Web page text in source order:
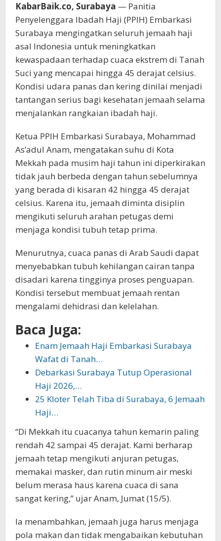
KabarBaik.co, Surabaya — Panitia
Penyelenggara Ibadah Haji (PPIH) Embarkasi
Surabaya mengingatkan seluruh jemaah haji
asal Indonesia untuk meningkatkan
kewaspadaan terhadap cuaca ekstrem di Tanah
Suci yang mencapai hingga 45 derajat celsius.
Kondisi udara panas dan kering dinilai menjadi
tantangan serius bagi kesehatan jemaah selama
menjalankan rangkaian ibadah haji.
Ketua PPIH Embarkasi Surabaya, Mohammad
As’adul Anam, mengatakan suhu di Kota
Mekkah pada musim haji tahun ini diperkirakan
tidak jauh berbeda dengan tahun sebelumnya
yang berada di kisaran 42 hingga 45 derajat
celsius. Karena itu, jemaah diminta disiplin
mengikuti seluruh arahan petugas demi
menjaga kondisi tubuh tetap prima.
Menurutnya, cuaca panas di Arab Saudi dapat
menyebabkan tubuh kehilangan cairan tanpa
disadari karena tingginya proses penguapan.
Kondisi tersebut membuat jemaah rentan
mengalami dehidrasi dan kelelahan.
Baca Juga:
Enam Jemaah Haji Embarkasi Surabaya
Wafat di Tanah…
Debarkasi Surabaya Tutup Operasional
Haji 2026,…
25 Kloter Telah Tiba di Surabaya, 6 Jemaah
Haji…
“Di Mekkah itu cuacanya tahun kemarin paling
rendah 42 sampai 45 derajat. Kami berharap
jemaah tetap mengikuti anjuran petugas,
memakai masker, dan rutin minum air meski
belum merasa haus karena cuaca di sana
sangat kering,” ujar Anam, Jumat (15/5).
Ia menambahkan, jemaah juga harus menjaga
pola makan dan tidak mengabaikan kebutuhan